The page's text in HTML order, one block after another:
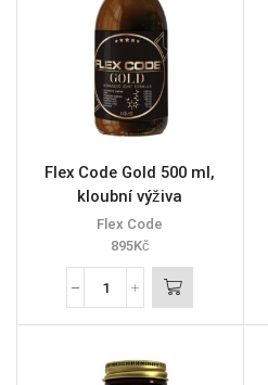
Flex Code Gold 500 ml,
kloubní výživa
Flex Code
895Kč